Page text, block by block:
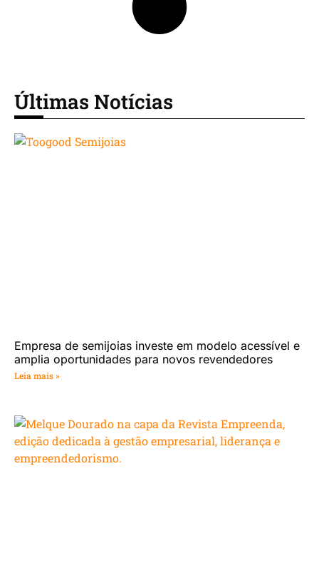
Últimas Notícias
Empresa de semijoias investe em modelo acessível e
amplia oportunidades para novos revendedores
Leia mais »